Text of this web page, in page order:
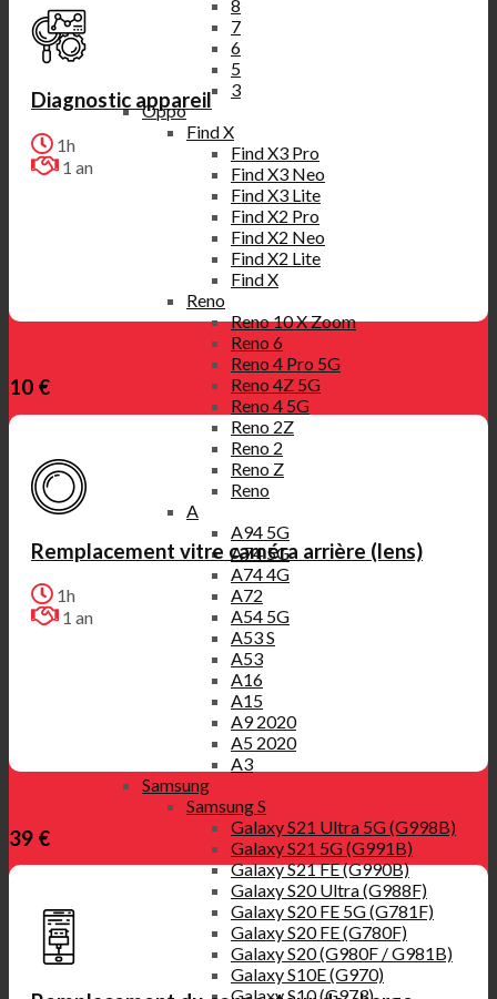
8
7
6
5
3
Oppo
Find X
Find X3 Pro
Find X3 Neo
Find X3 Lite
Find X2 Pro
Find X2 Neo
Find X2 Lite
Find X
Reno
Reno 10 X Zoom
Reno 6
Reno 4 Pro 5G
Reno 4Z 5G
Reno 4 5G
Reno 2Z
Reno 2
Reno Z
Reno
A
A94 5G
A74 5G
A74 4G
A72
A54 5G
A53 S
A53
A16
A15
A9 2020
A5 2020
A3
Samsung
Samsung S
Galaxy S21 Ultra 5G (G998B)
Galaxy S21 5G (G991B)
Galaxy S21 FE (G990B)
Galaxy S20 Ultra (G988F)
Galaxy S20 FE 5G (G781F)
Galaxy S20 FE (G780F)
Galaxy S20 (G980F / G981B)
Galaxy S10E (G970)
Diagnostic appareil
1h
1 an
10 €
Remplacement vitre caméra arrière (lens)
1h
1 an
39 €